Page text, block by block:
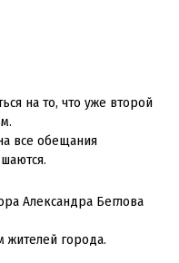
на то, что уже второй
все обещания
Александра Беглова
жителей города.